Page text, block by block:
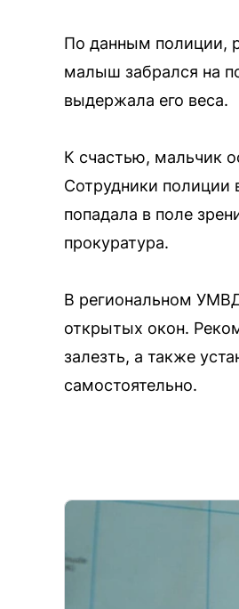
По данным полиции,
малыш забрался на
выдержала его веса.
К счастью, мальчик
Сотрудники полиции
попадала в поле
прокуратура.
В региональном
открытых окон.
залезть, а также
самостоятельно.